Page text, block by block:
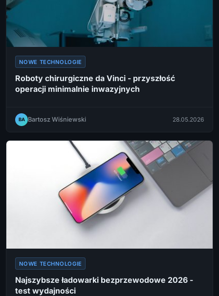
NOWE TECHNOLOGIE
Roboty chirurgiczne da Vinci - przyszłość
operacji minimalnie inwazyjnych
BA Bartosz Wiśniewski 28.05.2026
NOWE TECHNOLOGIE
Najszybsze ładowarki bezprzewodowe 2026 -
test wydajności